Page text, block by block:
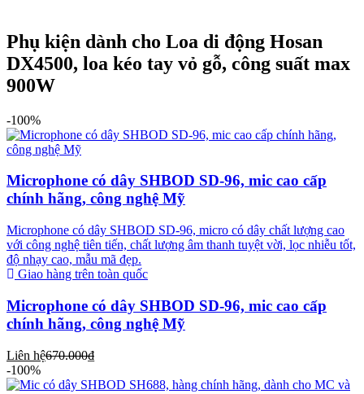
Phụ kiện dành cho Loa di động Hosan
DX4500, loa kéo tay vỏ gỗ, công suất max
900W
-100%
Microphone có dây SHBOD SD-96, mic cao cấp
chính hãng, công nghệ Mỹ
Microphone có dây SHBOD SD-96, micro có dây chất lượng cao
với công nghệ tiên tiến, chất lượng âm thanh tuyệt vời, lọc nhiễu tốt,
độ nhạy cao, mẫu mã đẹp.
Giao hàng trên toàn quốc
Microphone có dây SHBOD SD-96, mic cao cấp
chính hãng, công nghệ Mỹ
Liên hệ670.000₫
-100%